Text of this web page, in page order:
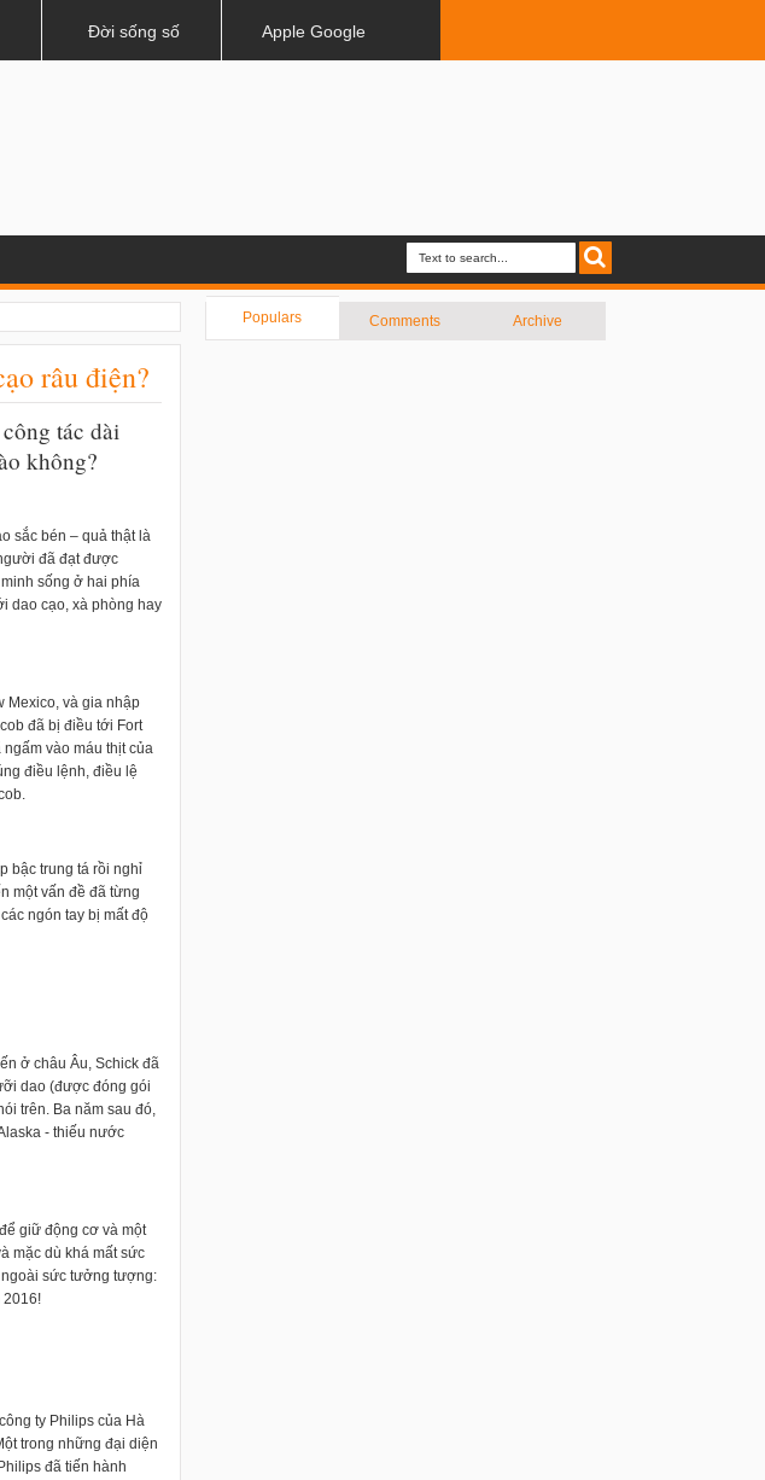
Populars Comments Archive
râu điện?
tác dài
không?
sắc bén – quả thật là
đã đạt được
sống ở hai phía
dao cạo, xà phòng hay
và gia nhập
đã bị điều tới Fort
vào máu thịt của
điều lệnh, điều lệ
bậc trung tá rồi nghỉ
một vấn đề đã từng
ngón tay bị mất độ
ở châu Âu, Schick đã
dao (được đóng gói
trên. Ba năm sau đó,
- thiếu nước
giữ động cơ và một
mặc dù khá mất sức
sức tưởng tượng:
2016!
ty Philips của Hà
trong những đại diện
đã tiến hành
Đời sống số Apple Google